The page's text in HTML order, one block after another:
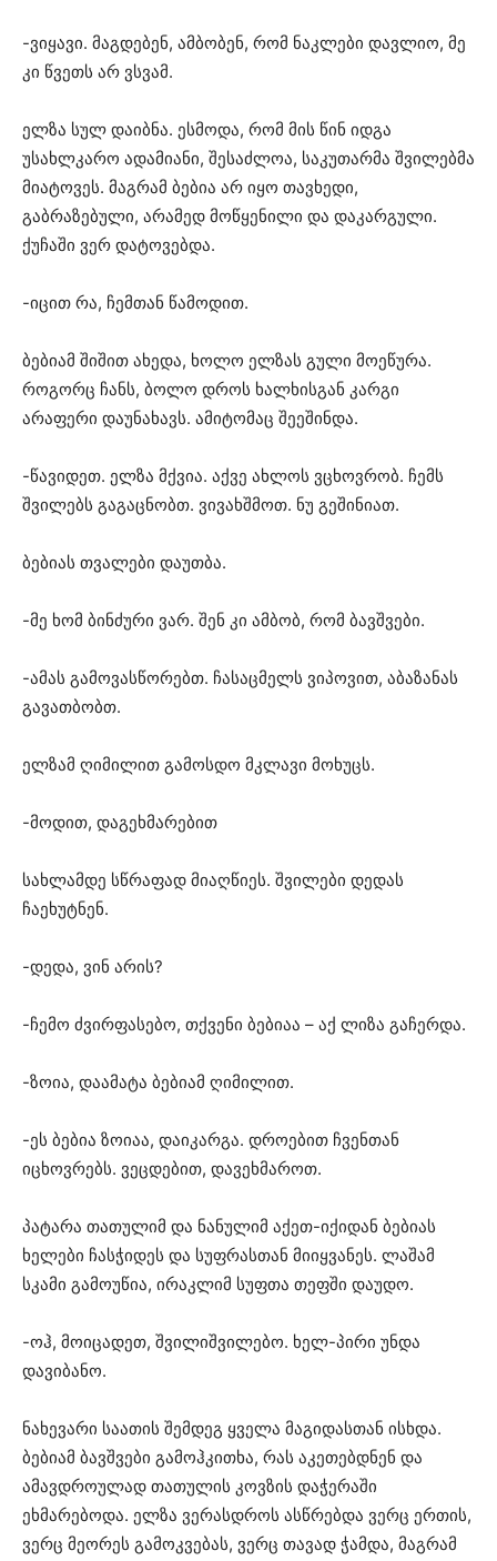
-ვიყავი. მაგდებენ, ამბობენ, რომ ნაკლები დავლიო, მე
კი წვეთს არ ვსვამ.
ელზა სულ დაიბნა. ესმოდა, რომ მის წინ იდგა
უსახლკარო ადამიანი, შესაძლოა, საკუთარმა შვილებმა
მიატოვეს. მაგრამ ბებია არ იყო თავხედი,
გაბრაზებული, არამედ მოწყენილი და დაკარგული.
ქუჩაში ვერ დატოვებდა.
-იცით რა, ჩემთან წამოდით.
ბებიამ შიშით ახედა, ხოლო ელზას გული მოეწურა.
როგორც ჩანს, ბოლო დროს ხალხისგან კარგი
არაფერი დაუნახავს. ამიტომაც შეეშინდა.
-წავიდეთ. ელზა მქვია. აქვე ახლოს ვცხოვრობ. ჩემს
შვილებს გაგაცნობთ. ვივახშმოთ. ნუ გეშინიათ.
ბებიას თვალები დაუთბა.
-მე ხომ ბინძური ვარ. შენ კი ამბობ, რომ ბავშვები.
-ამას გამოვასწორებთ. ჩასაცმელს ვიპოვით, აბაზანას
გავათბობთ.
ელზამ ღიმილით გამოსდო მკლავი მოხუცს.
-მოდით, დაგეხმარებით
სახლამდე სწრაფად მიაღწიეს. შვილები დედას
ჩაეხუტნენ.
-დედა, ვინ არის?
-ჩემო ძვირფასებო, თქვენი ბებიაა – აქ ლიზა გაჩერდა.
-ზოია, დაამატა ბებიამ ღიმილით.
-ეს ბებია ზოიაა, დაიკარგა. დროებით ჩვენთან
იცხოვრებს. ვეცდებით, დავეხმაროთ.
პატარა თათულიმ და ნანულიმ აქეთ-იქიდან ბებიას
ხელები ჩასჭიდეს და სუფრასთან მიიყვანეს. ლაშამ
სკამი გამოუწია, ირაკლიმ სუფთა თეფში დაუდო.
-ოჰ, მოიცადეთ, შვილიშვილებო. ხელ-პირი უნდა
დავიბანო.
ნახევარი საათის შემდეგ ყველა მაგიდასთან ისხდა.
ბებიამ ბავშვები გამოჰკითხა, რას აკეთებდნენ და
ამავდროულად თათულის კოვზის დაჭერაში
ეხმარებოდა. ელზა ვერასდროს ასწრებდა ვერც ერთის,
ვერც მეორეს გამოკვებას, ვერც თავად ჭამდა, მაგრამ